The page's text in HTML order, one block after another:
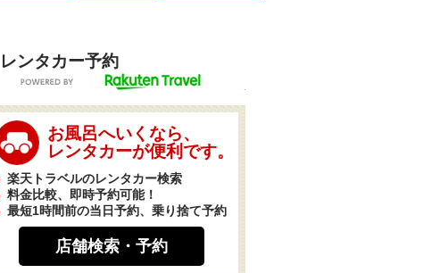
レンタカー予約
お風呂へいくなら、
レンタカーが便利です。
楽天トラベルのレンタカー検索
料金比較、即時予約可能！
最短1時間前の当日予約、乗り捨て予約
店舗検索・予約